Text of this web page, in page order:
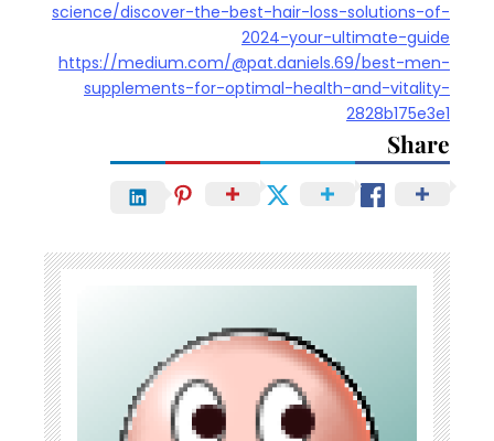
science/discover-the-best-hair-loss-solutions-of-
2024-your-ultimate-guide
https://medium.com/@pat.daniels.69/best-men-
supplements-for-optimal-health-and-vitality-
2828b175e3e1
Share